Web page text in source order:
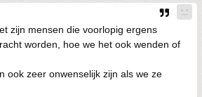
zijn mensen die voorlopig ergens
worden, hoe we het ook wenden of
ook zeer onwenselijk zijn als we ze